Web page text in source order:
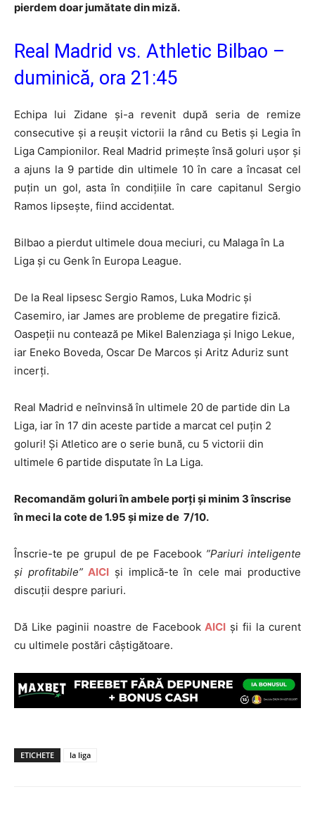
pierdem doar jumătate din miză.
Real Madrid vs. Athletic Bilbao –
duminică, ora 21:45
Echipa lui Zidane şi-a revenit după seria de remize
consecutive şi a reuşit victorii la rând cu Betis şi Legia în
Liga Campionilor. Real Madrid primeşte însă goluri uşor şi
a ajuns la 9 partide din ultimele 10 în care a încasat cel
puţin un gol, asta în condiţiile în care capitanul Sergio
Ramos lipseşte, fiind accidentat.
Bilbao a pierdut ultimele doua meciuri, cu Malaga în La
Liga şi cu Genk în Europa League.
De la Real lipsesc Sergio Ramos, Luka Modric şi
Casemiro, iar James are probleme de pregatire fizică.
Oaspeţii nu contează pe Mikel Balenziaga şi Inigo Lekue,
iar Eneko Boveda, Oscar De Marcos şi Aritz Aduriz sunt
incerţi.
Real Madrid e neînvinsă în ultimele 20 de partide din La
Liga, iar în 17 din aceste partide a marcat cel puţin 2
goluri! Şi Atletico are o serie bună, cu 5 victorii din
ultimele 6 partide disputate în La Liga.
Recomandăm goluri în ambele porți și minim 3 înscrise
în meci la cote de 1.95 și mize de 7/10.
Înscrie-te pe grupul de pe Facebook ”Pariuri inteligente
și profitabile” AICI și implică-te în cele mai productive
discuții despre pariuri.
Dă Like paginii noastre de FacebookAICI și fii la curent
cu ultimele postări câștigătoare.
ETICHETE la liga